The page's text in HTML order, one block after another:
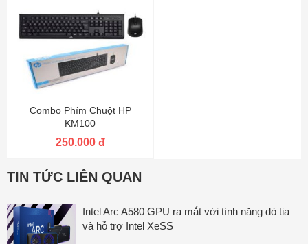
Combo Phím Chuột HP
KM100
250.000 đ
TIN TỨC LIÊN QUAN
Intel Arc A580 GPU ra mắt với tính năng dò tia
và hỗ trợ Intel XeSS